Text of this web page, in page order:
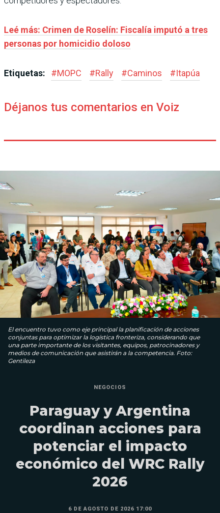
Leé más: Crimen de Roselín: Fiscalía imputó a tres
personas por homicidio doloso
Etiquetas: #MOPC #Rally #Caminos #Itapúa
Déjanos tus comentarios en Voiz
El encuentro tuvo como eje principal la planificación de acciones
conjuntas para optimizar la logística fronteriza, considerando que
una parte importante de los visitantes, equipos, patrocinadores y
medios de comunicación que asistirán a la competencia. Foto:
Gentileza
NEGOCIOS
Paraguay y Argentina
coordinan acciones para
potenciar el impacto
económico del WRC Rally
2026
6 DE AGOSTO DE 2026 17:00